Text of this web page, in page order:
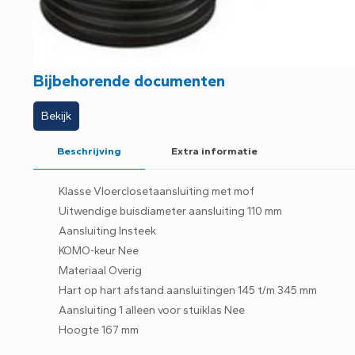
Bijbehorende documenten
Bekijk
Beschrijving Extra informatie
Klasse Vloerclosetaansluiting met mof
Uitwendige buisdiameter aansluiting 110 mm
Aansluiting Insteek
KOMO-keur Nee
Materiaal Overig
Hart op hart afstand aansluitingen 145 t/m 345 mm
Aansluiting 1 alleen voor stuiklas Nee
Hoogte 167 mm